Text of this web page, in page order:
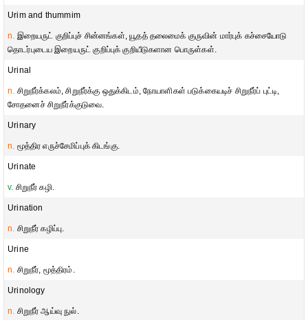
Urim and thummim
n. இறையருட் குறிப்புச் சின்னங்கள், யூதத் தலைமைக் குருவின் மார்புக் கச்சையோடு
தொடர்புடைய இறையருட் குறிப்புக் குறியீடுகளான பொருள்கள்.
Urinal
n. சிறுநீர்க்கலம், சிறுநீர்க்கு ஒதுக்கிடம், நோயாளிகள் படுக்கையடிச் சிறுநீர்ப் புட்டி,
சோதனைச் சிறுநீர்க்குடுவை.
Urinary
n. மூத்திர எருச்சேமிப்புக் கிடங்கு.
Urinate
v. சிறுநீர் கழி.
Urination
n. சிறுநீர் கழிப்பு.
Urine
n. சிறுநீர், மூத்திரம்.
Urinology
n. சிறுநீர் ஆய்வு நுல்.